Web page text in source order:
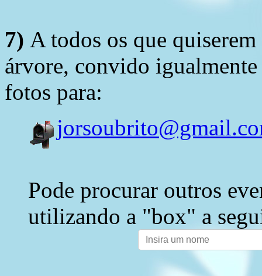
7) A todos os que
árvore, convido
fotos para:
Pode procurar outros
utilizando a "box" a